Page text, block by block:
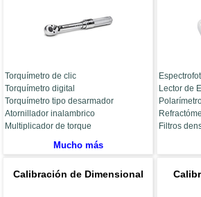
Torquímetro de clic
Torquímetro digital
Torquímetro tipo desarmador
Atornillador inalambrico
Multiplicador de torque
Mucho más
Lector de
Filtros
Calibración de Dimensional